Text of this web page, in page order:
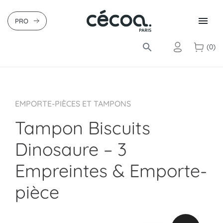

PRO
search (0)
EMPORTE-PIÈCES ET TAMPONS
Tampon Biscuits
Dinosaure – 3
Empreintes & Emporte-
pièce